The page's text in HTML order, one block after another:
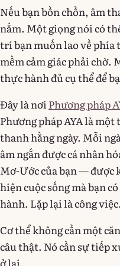
Nếu bạn bồn chồn, âm
nắm. Một giọng nói có
trí bạn muốn lao về phía
mềm cảm giác phải chờ.
thực hành đủ cụ thể để
Đây là nơi Phương pháp
Phương pháp AYA là
thanh hằng ngày. Mỗi
âm ngắn được cá nhân
Mơ-Ước của bạn — được
hiện cuộc sống mà bạn
hành. Lặp lại là công
Cơ thể không cần một
câu thật. Nó cần sự tiếp
ở lại.